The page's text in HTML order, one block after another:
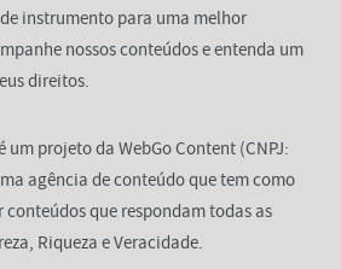
instrumento para uma melhor
nossos conteúdos e entenda um
direitos.
um projeto da WebGo Content (CNPJ:
agência de conteúdo que tem como
que respondam todas as
Riqueza e Veracidade.